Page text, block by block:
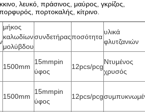
λευκό, πράσινος, μαύρος, γκρίζος,
πορτοκαλής, κίτρινο.
μήκος
καλωδίων
μολύβδου
συνδετήραςποσότητα
υλικά
φλυτζανιών
1500mm
15mmpin
ύφος
12pcs/pcg
Ντυμένος
χρυσός
1500mm
15mmpin
ύφος
12pcs/pcg